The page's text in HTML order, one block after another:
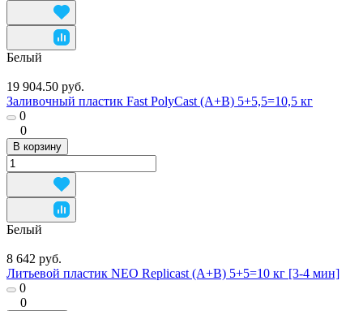
Белый
19 904.50 руб.
Заливочный пластик Fast PolyCast (A+B) 5+5,5=10,5 кг
0
0
В корзину
Белый
8 642 руб.
Литьевой пластик NEO Replicast (А+В) 5+5=10 кг [3-4 мин]
0
0